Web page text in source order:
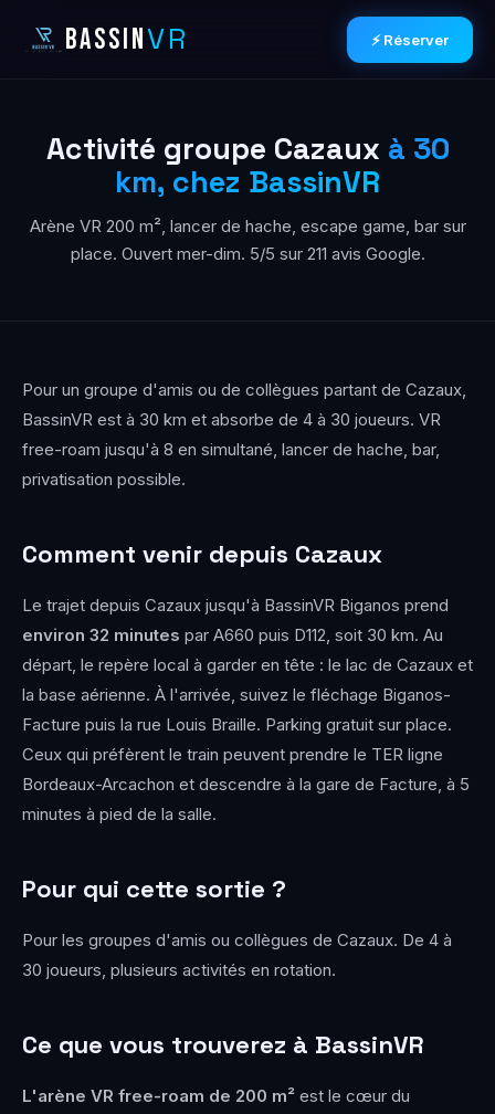
BASSINVR ⚡ Réserver
Activité groupe Cazaux à 30
km, chez BassinVR
Arène VR 200 m², lancer de hache, escape game, bar sur
place. Ouvert mer-dim. 5/5 sur 211 avis Google.
Pour un groupe d'amis ou de collègues partant de Cazaux,
BassinVR est à 30 km et absorbe de 4 à 30 joueurs. VR
free-roam jusqu'à 8 en simultané, lancer de hache, bar,
privatisation possible.
Comment venir depuis Cazaux
Le trajet depuis Cazaux jusqu'à BassinVR Biganos prend
environ 32 minutes par A660 puis D112, soit 30 km. Au
départ, le repère local à garder en tête : le lac de Cazaux et
la base aérienne. À l'arrivée, suivez le fléchage Biganos-
Facture puis la rue Louis Braille. Parking gratuit sur place.
Ceux qui préfèrent le train peuvent prendre le TER ligne
Bordeaux-Arcachon et descendre à la gare de Facture, à 5
minutes à pied de la salle.
Pour qui cette sortie ?
Pour les groupes d'amis ou collègues de Cazaux. De 4 à
30 joueurs, plusieurs activités en rotation.
Ce que vous trouverez à BassinVR
L'arène VR free-roam de 200 m² est le cœur du